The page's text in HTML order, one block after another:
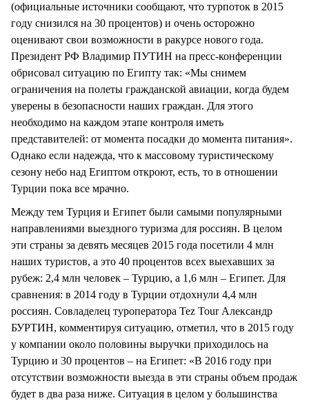
(официальные источники сообщают, что турпоток в 2015
году снизился на 30 процентов) и очень осторожно
оценивают свои возможности в ракурсе нового года.
Президент РФ Владимир ПУТИН на пресс-конференции
обрисовал ситуацию по Египту так: «Мы снимем
ограничения на полеты гражданской авиации, когда будем
уверены в безопасности наших граждан. Для этого
необходимо на каждом этапе контроля иметь
представителей: от момента посадки до момента питания».
Однако если надежда, что к массовому туристическому
сезону небо над Египтом откроют, есть, то в отношении
Турции пока все мрачно.
Между тем Турция и Египет были самыми популярными
направлениями выездного туризма для россиян. В целом
эти страны за девять месяцев 2015 года посетили 4 млн
наших туристов, а это 40 процентов всех выехавших за
рубеж: 2,4 млн человек – Турцию, а 1,6 млн – Египет. Для
сравнения: в 2014 году в Турции отдохнули 4,4 млн
россиян. Совладелец туроператора Tez Tour Александр
БУРТИН, комментируя ситуацию, отметил, что в 2015 году
у компании около половины выручки приходилось на
Турцию и 30 процентов – на Египет: «В 2016 году при
отсутствии возможности выезда в эти страны объем продаж
будет в два раза ниже. Ситуация в целом у большинства